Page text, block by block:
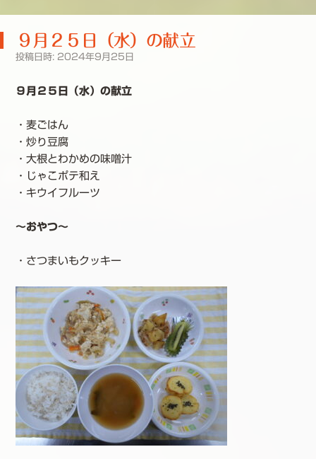
９月２５日（水）の献立
投稿日時: 2024年9月25日
９月２５日（水）の献立
・麦ごはん
・炒り豆腐
・大根とわかめの味噌汁
・じゃこポテ和え
・キウイフルーツ
～おやつ～
・さつまいもクッキー